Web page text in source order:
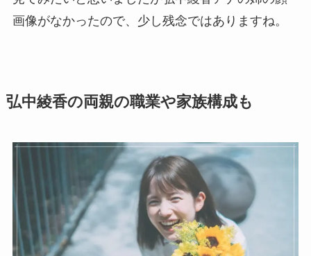
画像がなかったので、少し残念ではありますね。
弘中綾香の両親の職業や家族構成も